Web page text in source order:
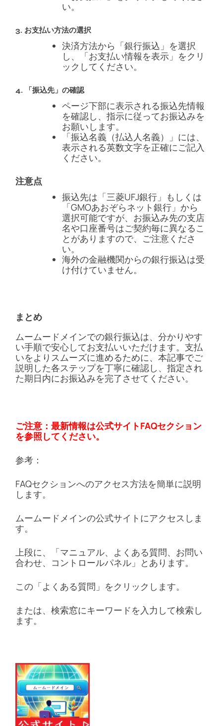
い。
3. お支払い方法の選択
決済方法から「銀行振込」を選択
し、「お支払い情報を表示」をクリ
ックしてください。
4. 「振込先」の確認
ページ下部に表示される振込先情報
を確認し、指示に従ってお振込みを
お願いします。
「振込名義（払込人名義）」には、
表示される英数文字を正確にご記入
ください。
注意点
振込先は「三菱UFJ銀行」もしくは
「GMOあおぞらネット銀行」から
選択可能ですが、お振込み先の支店
名や口座番号はご契約毎に異なるこ
とがありますので、ご注意くださ
い。
海外の金融機関からの銀行振込は受
け付けていません。
まとめ
ムームードメインでの銀行振込は、分かりやす
い手順で安心してお支払いいただけます。支払
いをよりスムーズに進めるために、本記事でご
説明した各ステップを丁寧に確認し、指定され
た期日内にお振込みを完了させてください。
ご注意：最新情報は公式サイトFAQセクション
を参照してください。
参考：
FAQセクションへのアクセス方法を簡単に説明
します。
ムームードメインの公式サイトにアクセスしま
す。
上段に、「マニュアル、よくある質問、お問い
合わせ、コントロールパネル」とあります。
この「よくある質問」をクリックします。
または、検索窓にキーワードを入力して検索し
ます。